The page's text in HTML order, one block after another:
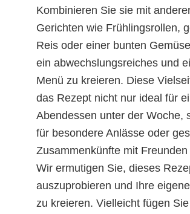
Kombinieren Sie sie mit
Gerichten wie Frühlingsrollen,
Reis oder einer bunten
ein abwechslungsreiches und
Menü zu kreieren. Diese
das Rezept nicht nur ideal für
Abendessen unter der Woche,
für besondere Anlässe oder
Zusammenkünfte mit
Wir ermutigen Sie, dieses
auszuprobieren und Ihre
zu kreieren. Vielleicht fügen